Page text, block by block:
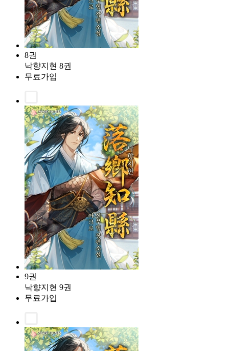
8권
낙향지현 8권
무료가입
9권
낙향지현 9권
무료가입